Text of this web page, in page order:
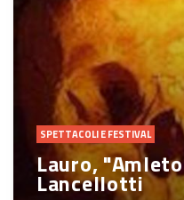
SPETTACOLI E FESTIVAL
Lauro,
Lancellotti